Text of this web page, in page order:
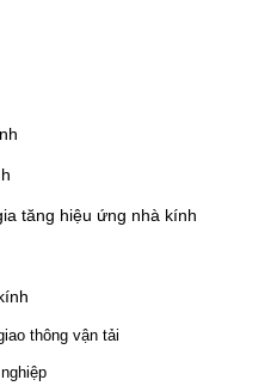
tăng hiệu ứng nhà kính
thông vận tải